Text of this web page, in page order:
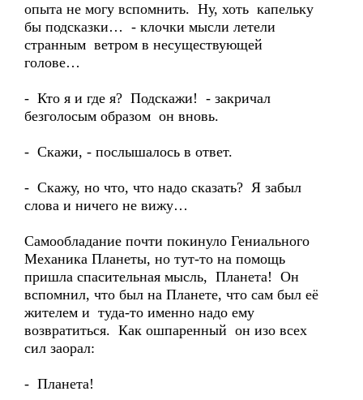
опыта не могу вспомнить. Ну, хоть капельку
бы подсказки… - клочки мысли летели
странным ветром в несуществующей
голове…
- Кто я и где я? Подскажи! - закричал
безголосым образом он вновь.
- Скажи, - послышалось в ответ.
- Скажу, но что, что надо сказать? Я забыл
слова и ничего не вижу…
Самообладание почти покинуло Гениального
Механика Планеты, но тут-то на помощь
пришла спасительная мысль, Планета! Он
вспомнил, что был на Планете, что сам был её
жителем и туда-то именно надо ему
возвратиться. Как ошпаренный он изо всех
сил заорал:
- Планета!